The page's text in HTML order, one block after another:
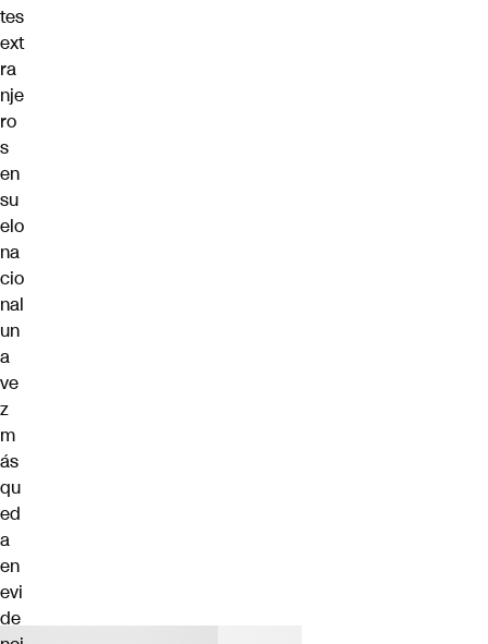
tes
ext
ra
nje
ro
s
en
su
elo
na
cio
nal
un
a
ve
z
m
ás
qu
ed
a
en
evi
de